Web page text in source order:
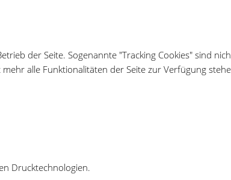
Drucktechnologien.
der Seite. Sogenannte "Tracking Cookies" sind
alle Funktionalitäten der Seite zur Verfügung